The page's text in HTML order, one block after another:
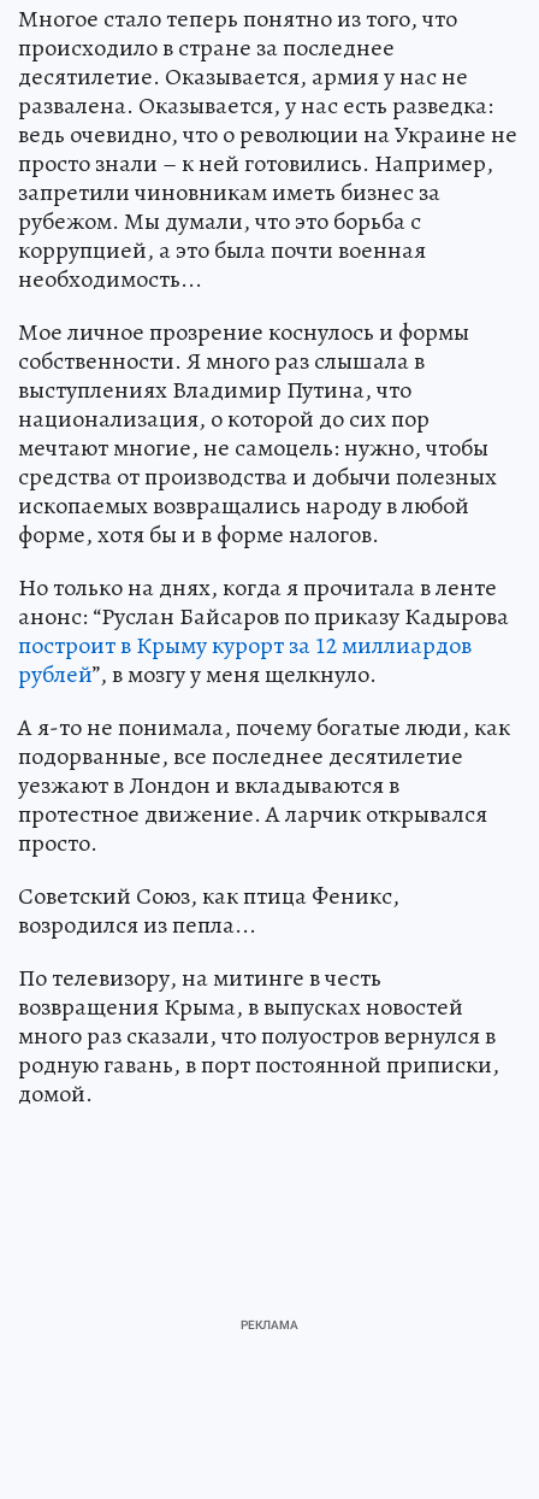
Многое стало теперь понятно из того, что
происходило в стране за последнее
десятилетие. Оказывается, армия у нас не
развалена. Оказывается, у нас есть разведка:
ведь очевидно, что о революции на Украине не
просто знали – к ней готовились. Например,
запретили чиновникам иметь бизнес за
рубежом. Мы думали, что это борьба с
коррупцией, а это была почти военная
необходимость...
Мое личное прозрение коснулось и формы
собственности. Я много раз слышала в
выступлениях Владимир Путина, что
национализация, о которой до сих пор
мечтают многие, не самоцель: нужно, чтобы
средства от производства и добычи полезных
ископаемых возвращались народу в любой
форме, хотя бы и в форме налогов.
Но только на днях, когда я прочитала в ленте
анонс: “Руслан Байсаров по приказу Кадырова
построит в Крыму курорт за 12 миллиардов
рублей”, в мозгу у меня щелкнуло.
А я-то не понимала, почему богатые люди, как
подорванные, все последнее десятилетие
уезжают в Лондон и вкладываются в
протестное движение. А ларчик открывался
просто.
Советский Союз, как птица Феникс,
возродился из пепла...
По телевизору, на митинге в честь
возвращения Крыма, в выпусках новостей
много раз сказали, что полуостров вернулся в
родную гавань, в порт постоянной приписки,
домой.